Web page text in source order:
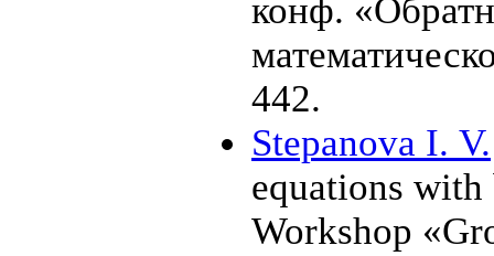
конф.
442.
Stepanova I. V.
equations
Workshop